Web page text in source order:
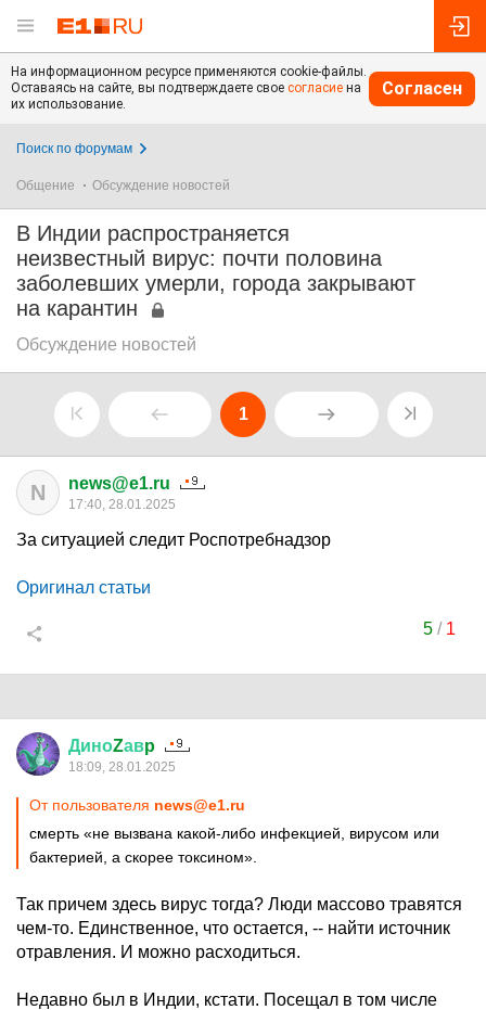
На информационном ресурсе применяются cookie-файлы.
Оставаясь на сайте, вы подтверждаете свое согласие на
их использование.
Согласен
Поиск по форумам
Общение Обсуждение новостей
В Индии распространяется
неизвестный вирус: почти половина
заболевших умерли, города закрывают
на карантин
Обсуждение новостей
1
N news@e1.ru
17:40, 28.01.2025
За ситуацией следит Роспотребнадзор
Оригинал статьи
5/ 1
ДиноZавp
18:09, 28.01.2025
От пользователя news@e1.ru
смерть «не вызвана какой-либо инфекцией, вирусом или
бактерией, а скорее токсином».
Так причем здесь вирус тогда? Люди массово травятся
чем-то. Единственное, что остается, -- найти источник
отравления. И можно расходиться.
Недавно был в Индии, кстати. Посещал в том числе